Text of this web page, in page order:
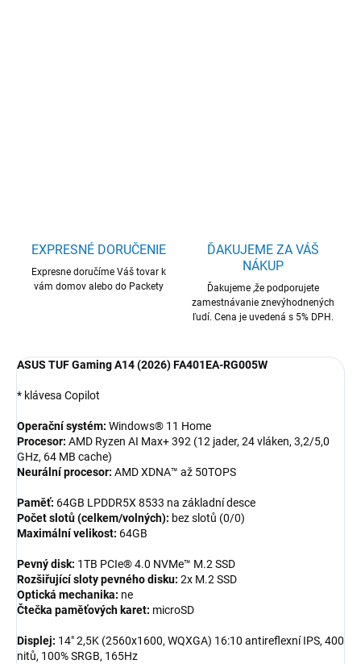
EXPRESNÉ DORUČENIE
Expresne doručíme Váš tovar k
vám domov alebo do Packety
ĎAKUJEME ZA VÁŠ
NÁKUP
Ďakujeme ,že podporujete
zamestnávanie znevýhodnených
ľudí. Cena je uvedená s 5% DPH.
ASUS TUF Gaming A14 (2026) FA401EA-RG005W
* klávesa Copilot
Operační systém: Windows® 11 Home
Procesor: AMD Ryzen AI Max+ 392 (12 jader, 24 vláken, 3,2/5,0
GHz, 64 MB cache)
Neurální procesor: AMD XDNA™ až 50TOPS
Paměť: 64GB LPDDR5X 8533 na základní desce
Počet slotů (celkem/volných): bez slotů (0/0)
Maximální velikost: 64GB
Pevný disk: 1TB PCIe® 4.0 NVMe™ M.2 SSD
Rozšiřující sloty pevného disku: 2x M.2 SSD
Optická mechanika: ne
Čtečka paměťových karet: microSD
Displej: 14" 2,5K (2560x1600, WQXGA) 16:10 antireflexní IPS, 400
nitů, 100% SRGB, 165Hz